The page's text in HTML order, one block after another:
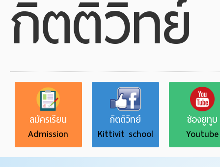
กิตติวิทย์
สมัครเรียน
Admission
กิตติวิทย์
Kittivit school
ช่องยูทูบ
Youtube